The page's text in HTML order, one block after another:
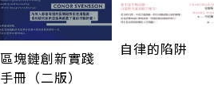
區塊鏈創新實踐
手冊（二版）
自律的陷阱